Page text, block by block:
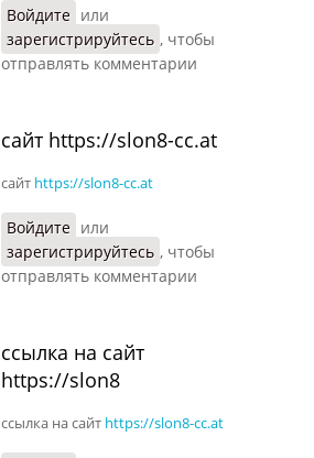
Войдите или
зарегистрируйтесь , чтобы
отправлять комментарии
сайт https://slon8-cc.at
сайт https://slon8-cc.at
Войдите или
зарегистрируйтесь , чтобы
отправлять комментарии
ссылка на сайт
https://slon8
ссылка на сайт https://slon8-cc.at